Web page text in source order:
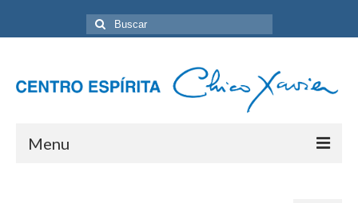
Buscar
por:
Menu